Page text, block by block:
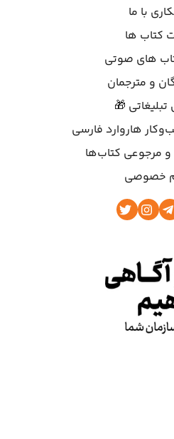
با ما
کتاب ها
های صوتی
و مترجمان
تبلیغاتی 🎁
هاروارد فارسی
و مرجوعی کتاب‌ها
خصوصی